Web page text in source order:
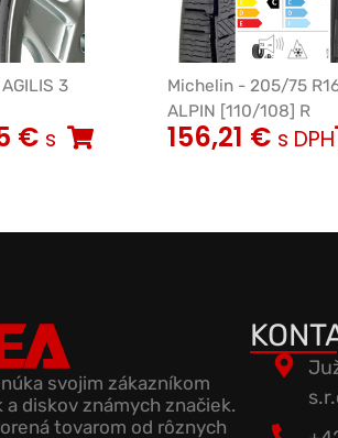
3
€ s
Michelin - 205/75
ALPIN [110/108] R
156,21 € s DPH
svojim zákazníkom
diskov známych značiek.
tovarom od rôznych